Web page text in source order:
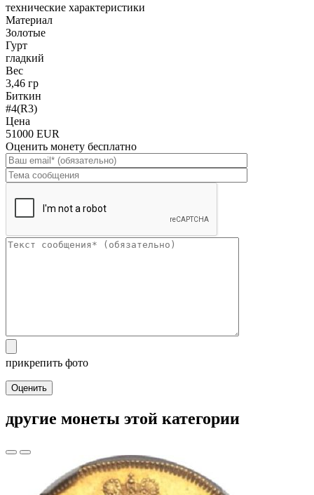
технические характеристики
Материал
Золотые
Гурт
гладкий
Вес
3,46 гр
Биткин
#4(R3)
Цена
51000 EUR
Оценить монету бесплатно
прикрепить фото
Оценить
другие монеты этой категории